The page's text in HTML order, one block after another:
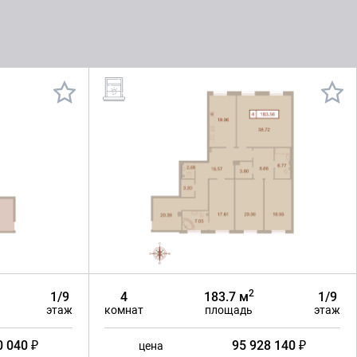
1/9
этаж
040 ₽
4
комнат
183.7 м2
площадь
1/9
этаж
цена 95 928 140 ₽